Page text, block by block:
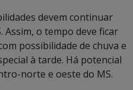
devem continuar
o tempo deve ficar
possibilidade de chuva e
à tarde. Há potencial
norte e oeste do MS.